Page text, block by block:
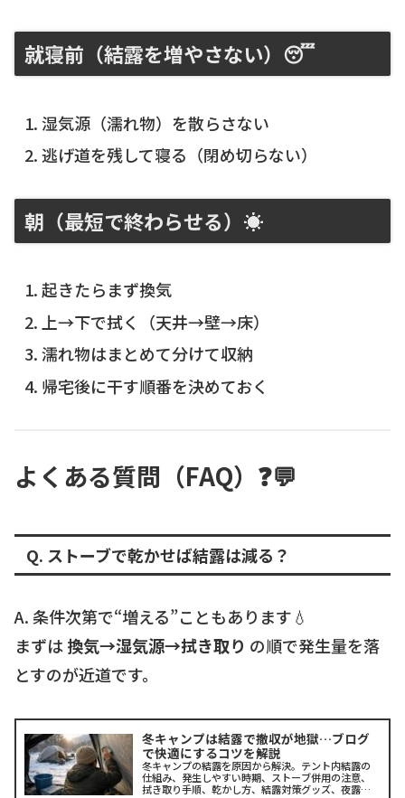
就寝前（結露を増やさない）😴
湿気源（濡れ物）を散らさない
逃げ道を残して寝る（閉め切らない）
朝（最短で終わらせる）☀️
起きたらまず換気
上→下で拭く（天井→壁→床）
濡れ物はまとめて分けて収納
帰宅後に干す順番を決めておく
よくある質問（FAQ）❓💬
Q. ストーブで乾かせば結露は減る？
A. 条件次第で“増える”こともあります💧
まずは換気→湿気源→拭き取り の順で発生量を落
とすのが近道です。
冬キャンプは結露で撤収が地獄…ブログ
で快適にするコツを解説
冬キャンプの結露を原因から解決。テント内結露の
仕組み、発生しやすい時期、ストーブ併用の注意、
拭き取り手順、乾かし方、結露対策グッズ、夜露対